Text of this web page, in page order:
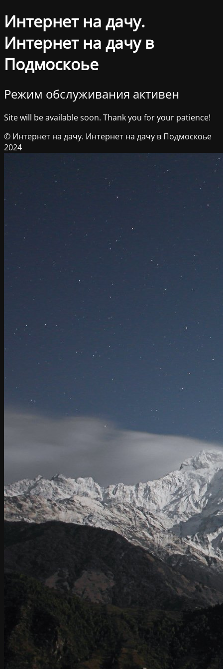
Интернет на дачу.
Интернет на дачу в
Подмоскоье
Режим обслуживания активен
Site will be available soon. Thank you for your patience!
© Интернет на дачу. Интернет на дачу в Подмоскоье
2024